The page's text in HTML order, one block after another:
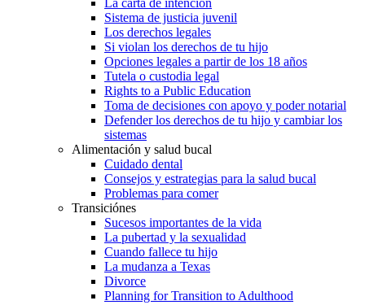
Sistema de justicia juvenil
Los derechos legales
Si violan los derechos de tu hijo
Opciones legales a partir de los 18 años
Tutela o custodia legal
Rights to a Public Education
Toma de decisiones con apoyo y poder notarial
Defender los derechos de tu hijo y cambiar los
sistemas
Alimentación y salud bucal
Cuidado dental
Consejos y estrategias para la salud bucal
Problemas para comer
Transiciónes
Sucesos importantes de la vida
La pubertad y la sexualidad
Cuando fallece tu hijo
La mudanza a Texas
Divorce
Planning for Transition to Adulthood